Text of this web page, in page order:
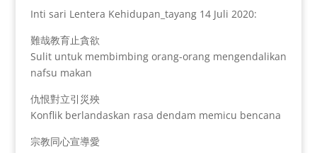
Inti sari Lentera Kehidupan_tayang 14 Juli 2020:
難哉教育止貪欲
Sulit untuk membimbing orang-orang mengendalikan
nafsu makan
仇恨對立引災殃
Konflik berlandaskan rasa dendam memicu bencana
宗教同心宣導愛